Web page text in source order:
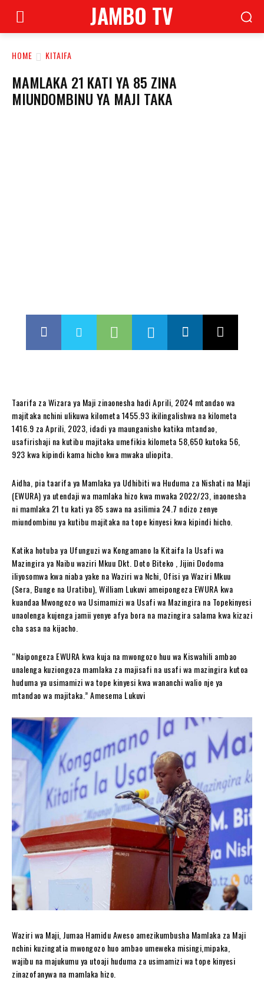
JAMBO TV
HOME KITAIFA
MAMLAKA 21 KATI YA 85 ZINA
MIUNDOMBINU YA MAJI TAKA
Taarifa za Wizara ya Maji zinaonesha hadi Aprili, 2024 mtandao wa
majitaka nchini ulikuwa kilometa 1455.93 ikilingalishwa na kilometa
1416.9 za Aprili, 2023, idadi ya maunganisho katika mtandao,
usafirishaji na kutibu majitaka umefikia kilometa 58,650 kutoka 56,
923 kwa kipindi kama hicho kwa mwaka uliopita.
Aidha, pia taarifa ya Mamlaka ya Udhibiti wa Huduma za Nishati na Maji
(EWURA) ya utendaji wa mamlaka hizo kwa mwaka 2022/23, inaonesha
ni mamlaka 21 tu kati ya 85 sawa na asilimia 24.7 ndizo zenye
miundombinu ya kutibu majitaka na tope kinyesi kwa kipindi hicho.
Katika hotuba ya Ufunguzi wa Kongamano la Kitaifa la Usafi wa
Mazingira ya Naibu waziri Mkuu Dkt. Doto Biteko , Jijini Dodoma
iliyosomwa kwa niaba yake na Waziri wa Nchi, Ofisi ya Waziri Mkuu
(Sera, Bunge na Uratibu), William Lukuvi ameipongeza EWURA kwa
kuandaa Mwongozo wa Usimamizi wa Usafi wa Mazingira na Topekinyesi
unaolenga kujenga jamii yenye afya bora na mazingira salama kwa kizazi
cha sasa na kijacho.
“Naipongeza EWURA kwa kuja na mwongozo huu wa Kiswahili ambao
unalenga kuziongoza mamlaka za majisafi na usafi wa mazingira kutoa
huduma ya usimamizi wa tope kinyesi kwa wananchi walio nje ya
mtandao wa majitaka.” Amesema Lukuvi
Waziri wa Maji, Jumaa Hamidu Aweso amezikumbusha Mamlaka za Maji
nchini kuzingatia mwongozo huo ambao umeweka misingi,mipaka,
wajibu na majukumu ya utoaji huduma za usimamizi wa tope kinyesi
zinazofanywa na mamlaka hizo.